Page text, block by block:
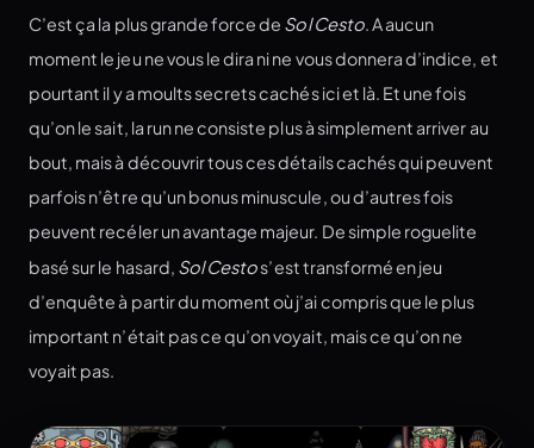
C’est ça la plus grande force de Sol Cesto. A aucun
moment le jeu ne vous le dira ni ne vous donnera d’indice, et
pourtant il y a moults secrets cachés ici et là. Et une fois
qu’on le sait, la run ne consiste plus à simplement arriver au
bout, mais à découvrir tous ces détails cachés qui peuvent
parfois n’être qu’un bonus minuscule, ou d’autres fois
peuvent recéler un avantage majeur. De simple roguelite
basé sur le hasard, Sol Cestos’est transformé en jeu
d’enquête à partir du moment où j’ai compris que le plus
important n’était pas ce qu’on voyait, mais ce qu’on ne
voyait pas.